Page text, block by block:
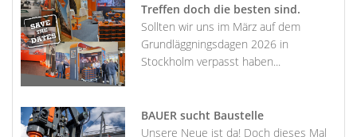
Treffen doch die besten sind.
Sollten wir uns im März auf dem
Grundläggningsdagen 2026 in
Stockholm verpasst haben...
BAUER sucht Baustelle
Unsere Neue ist da! Doch dieses Mal